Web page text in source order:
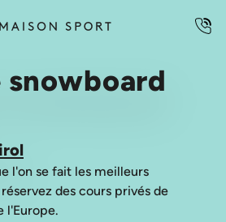
snowboard
l'on se fait les meilleurs
des cours privés de